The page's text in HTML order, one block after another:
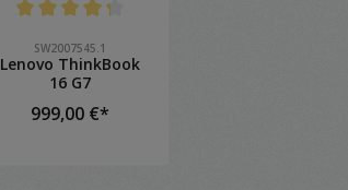
SW2007545.1
Lenovo ThinkBook
16 G7
999,00 €*